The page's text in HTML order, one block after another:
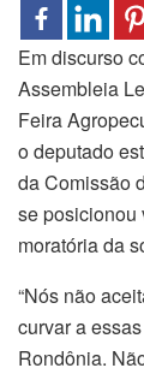
Em discurso
Assembleia
Feira
o deputado
da Comissão
se posicionou
moratória da
“Nós não
curvar a
Rondônia.